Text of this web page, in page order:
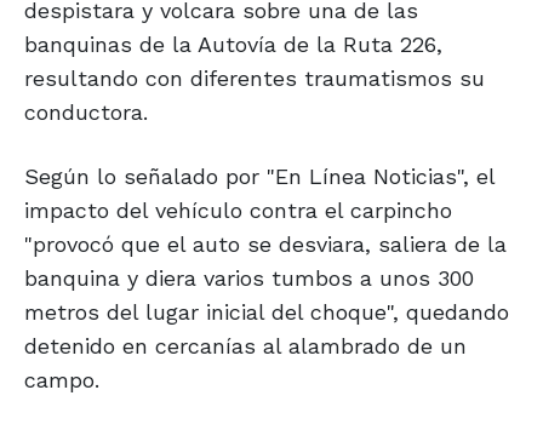
despistara y volcara sobre una de las
banquinas de la Autovía de la Ruta 226,
resultando con diferentes traumatismos su
conductora.
Según lo señalado por "En Línea Noticias", el
impacto del vehículo contra el carpincho
"provocó que el auto se desviara, saliera de la
banquina y diera varios tumbos a unos 300
metros del lugar inicial del choque", quedando
detenido en cercanías al alambrado de un
campo.